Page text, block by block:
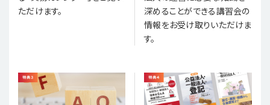
ただけます。
深めることができる講習会の
情報をお受け取りいただけま
す。